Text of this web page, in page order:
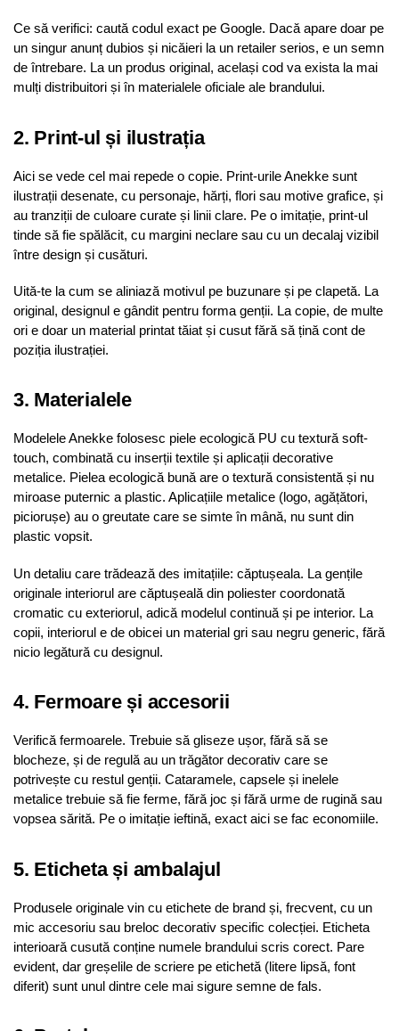
Ce să verifici: caută codul exact pe Google. Dacă apare doar pe
un singur anunț dubios și nicăieri la un retailer serios, e un semn
de întrebare. La un produs original, același cod va exista la mai
mulți distribuitori și în materialele oficiale ale brandului.
2. Print-ul și ilustrația
Aici se vede cel mai repede o copie. Print-urile Anekke sunt
ilustrații desenate, cu personaje, hărți, flori sau motive grafice, și
au tranziții de culoare curate și linii clare. Pe o imitație, print-ul
tinde să fie spălăcit, cu margini neclare sau cu un decalaj vizibil
între design și cusături.
Uită-te la cum se aliniază motivul pe buzunare și pe clapetă. La
original, designul e gândit pentru forma genții. La copie, de multe
ori e doar un material printat tăiat și cusut fără să țină cont de
poziția ilustrației.
3. Materialele
Modelele Anekke folosesc piele ecologică PU cu textură soft-
touch, combinată cu inserții textile și aplicații decorative
metalice. Pielea ecologică bună are o textură consistentă și nu
miroase puternic a plastic. Aplicațiile metalice (logo, agățători,
piciorușe) au o greutate care se simte în mână, nu sunt din
plastic vopsit.
Un detaliu care trădează des imitațiile: căptușeala. La gențile
originale interiorul are căptușeală din poliester coordonată
cromatic cu exteriorul, adică modelul continuă și pe interior. La
copii, interiorul e de obicei un material gri sau negru generic, fără
nicio legătură cu designul.
4. Fermoare și accesorii
Verifică fermoarele. Trebuie să gliseze ușor, fără să se
blocheze, și de regulă au un trăgător decorativ care se
potrivește cu restul genții. Cataramele, capsele și inelele
metalice trebuie să fie ferme, fără joc și fără urme de rugină sau
vopsea sărită. Pe o imitație ieftină, exact aici se fac economiile.
5. Eticheta și ambalajul
Produsele originale vin cu etichete de brand și, frecvent, cu un
mic accesoriu sau breloc decorativ specific colecției. Eticheta
interioară cusută conține numele brandului scris corect. Pare
evident, dar greșelile de scriere pe etichetă (litere lipsă, font
diferit) sunt unul dintre cele mai sigure semne de fals.